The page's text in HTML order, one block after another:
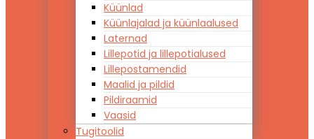
Küünlad
Küünlajalad ja küünlaalused
Laternad
Lillepotid ja lillepotialused
Lillepostamendid
Maalid ja pildid
Pildiraamid
Vaasid
Tugitoolid